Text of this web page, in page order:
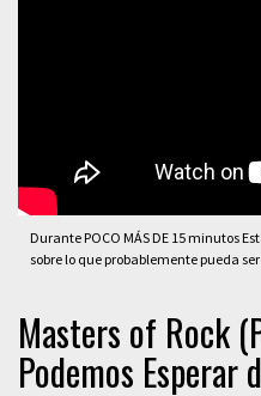
Durante POCO MÁS DE 15 minutos
sobre lo que probablemente pueda
Masters of Rock
Podemos Esperar